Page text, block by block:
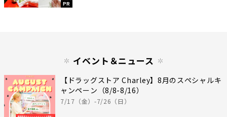
PR
イベント＆ニュース
【ドラッグストア Charley】8月のスペシャルキ
ャンペーン（8/8-8/16）
7/17（金）-7/26（日）